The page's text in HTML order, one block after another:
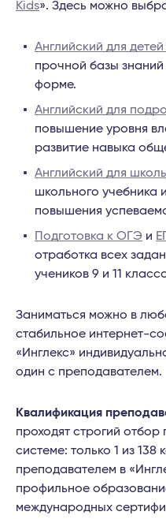
Kids». Здесь можно
Английский для детей
прочной базы знаний
форме.
Английский для
повышение уровня
развитие навыка
Английский для
школьного учебника
повышения
Подготовка к ОГЭ и
отработка всех
учеников 9 и 11
Заниматься можно в
стабильное интернет-
«Инглекс»
один с преподавателем.
Квалификация
проходят строгий
системе: только 1 из 138
преподавателем в
профильное
международных